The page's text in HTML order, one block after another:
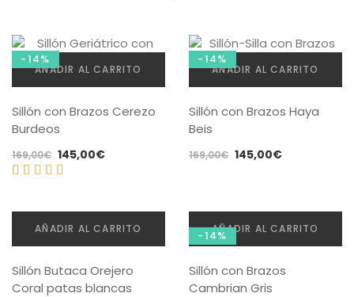
-14%
AÑADIR AL CARRITO
Sillón con Brazos Cerezo
Burdeos
169,00€ El
precio
era:
169,00€.
145,00€El
es:
145,00€.
con4.80
de 5
-14%
AÑADIR AL CARRITO
Sillón con Brazos Haya
Beis
169,00€ El
era:
169,00€.
145,00€El
es:
145,00€.
AÑADIR AL CARRITO
Sillón Butaca Orejero
Coral patas blancas
-14%AÑADIR AL CARRITO
Sillón con Brazos
Cambrian Gris